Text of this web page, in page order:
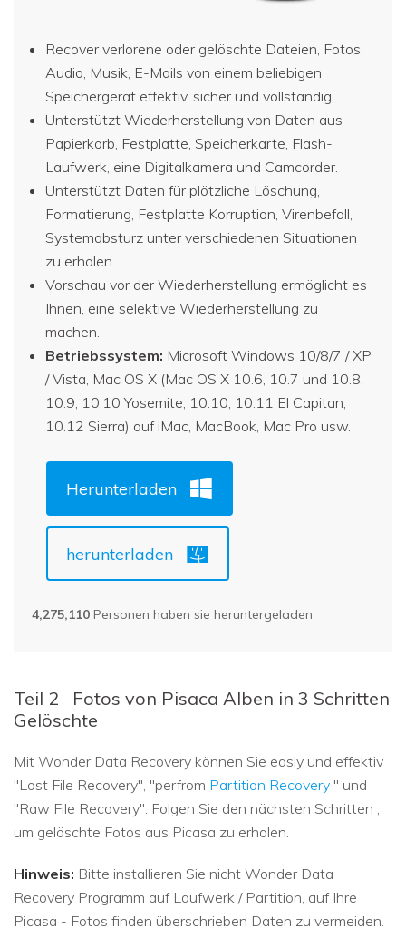
Recover verlorene oder gelöschte Dateien, Fotos,
Audio, Musik, E-Mails von einem beliebigen
Speichergerät effektiv, sicher und vollständig.
Unterstützt Wiederherstellung von Daten aus
Papierkorb, Festplatte, Speicherkarte, Flash-
Laufwerk, eine Digitalkamera und Camcorder.
Unterstützt Daten für plötzliche Löschung,
Formatierung, Festplatte Korruption, Virenbefall,
Systemabsturz unter verschiedenen Situationen
zu erholen.
Vorschau vor der Wiederherstellung ermöglicht es
Ihnen, eine selektive Wiederherstellung zu
machen.
Betriebssystem: Microsoft Windows 10/8/7 / XP
/ Vista, Mac OS X (Mac OS X 10.6, 10.7 und 10.8,
10.9, 10.10 Yosemite, 10.10, 10.11 El Capitan,
10.12 Sierra) auf iMac, MacBook, Mac Pro usw.
Herunterladen
herunterladen
4,275,110 Personen haben sie heruntergeladen
Teil 2
Fotos von Pisaca Alben in 3 Schritten
Gelöschte
Mit Wonder Data Recovery können Sie easiy und effektiv
"Lost File Recovery", "perfrom Partition Recovery " und
"Raw File Recovery". Folgen Sie den nächsten Schritten ,
um gelöschte Fotos aus Picasa zu erholen.
Hinweis: Bitte installieren Sie nicht Wonder Data
Recovery Programm auf Laufwerk / Partition, auf Ihre
Picasa - Fotos finden überschrieben Daten zu vermeiden.